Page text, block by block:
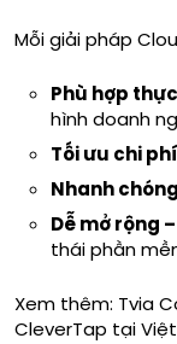
Mỗi giải pháp
Phù hợp
hình doanh
Tối ưu chi phí
Nhanh
Dễ mở rộng
thái phần
Xem thêm: Tvia
CleverTap tại